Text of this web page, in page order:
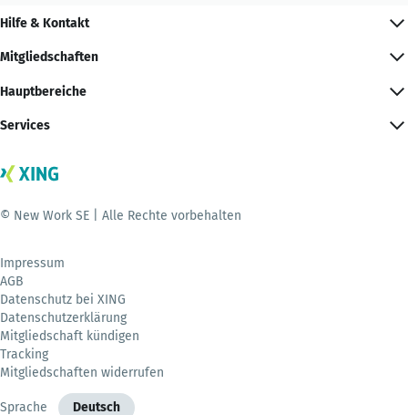
Hilfe & Kontakt
Mitgliedschaften
Hauptbereiche
Services
© New Work SE | Alle Rechte vorbehalten
Impressum
AGB
Datenschutz bei XING
Datenschutzerklärung
Mitgliedschaft kündigen
Tracking
Mitgliedschaften widerrufen
Sprache Deutsch